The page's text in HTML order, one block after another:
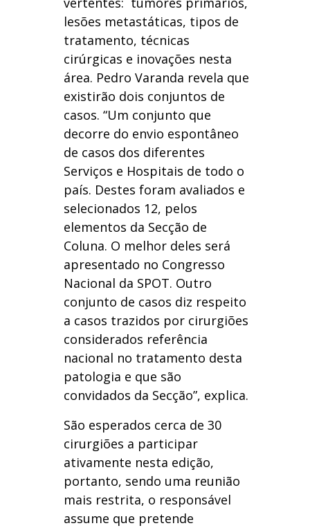
lesões metastáticas, tipos de
tratamento, técnicas
cirúrgicas e inovações nesta
área. Pedro Varanda revela que
existirão dois conjuntos de
casos. “Um conjunto que
decorre do envio espontâneo
de casos dos diferentes
Serviços e Hospitais de todo o
país. Destes foram avaliados e
selecionados 12, pelos
elementos da Secção de
Coluna. O melhor deles será
apresentado no Congresso
Nacional da SPOT. Outro
conjunto de casos diz respeito
a casos trazidos por cirurgiões
considerados referência
nacional no tratamento desta
patologia e que são
convidados da Secção”, explica.
São esperados cerca de 30
cirurgiões a participar
ativamente nesta edição,
portanto, sendo uma reunião
mais restrita, o responsável
assume que pretende